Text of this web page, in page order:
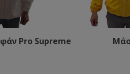
Pro Supreme